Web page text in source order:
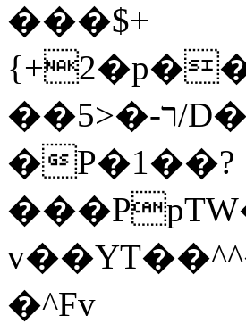
���$+
��ר-�<5/D�>�d�����1!u8JP�@TE�
�P�1��?
�^Fv